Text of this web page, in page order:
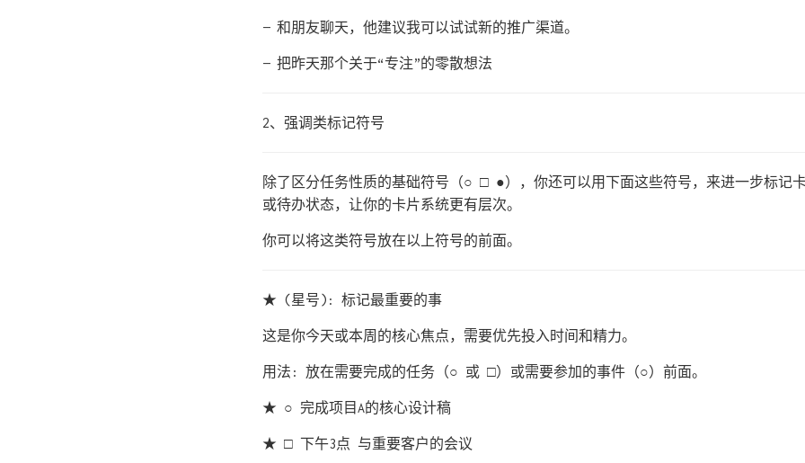
— 和朋友聊天，他建议我可以试试新的推广渠道。
— 把昨天那个关于“专注”的零散想法
2、强调类标记符号
除了区分任务性质的基础符号（○ □ ●），你还可以用下面这些符号，来进一步标记
或待办状态，让你的卡片系统更有层次。
你可以将这类符号放在以上符号的前面。
★ (星号): 标记最重要的事
这是你今天或本周的核心焦点，需要优先投入时间和精力。
用法: 放在需要完成的任务（○ 或 □）或需要参加的事件（○）前面。
★ ○ 完成项目A的核心设计稿
★ □ 下午3点 与重要客户的会议